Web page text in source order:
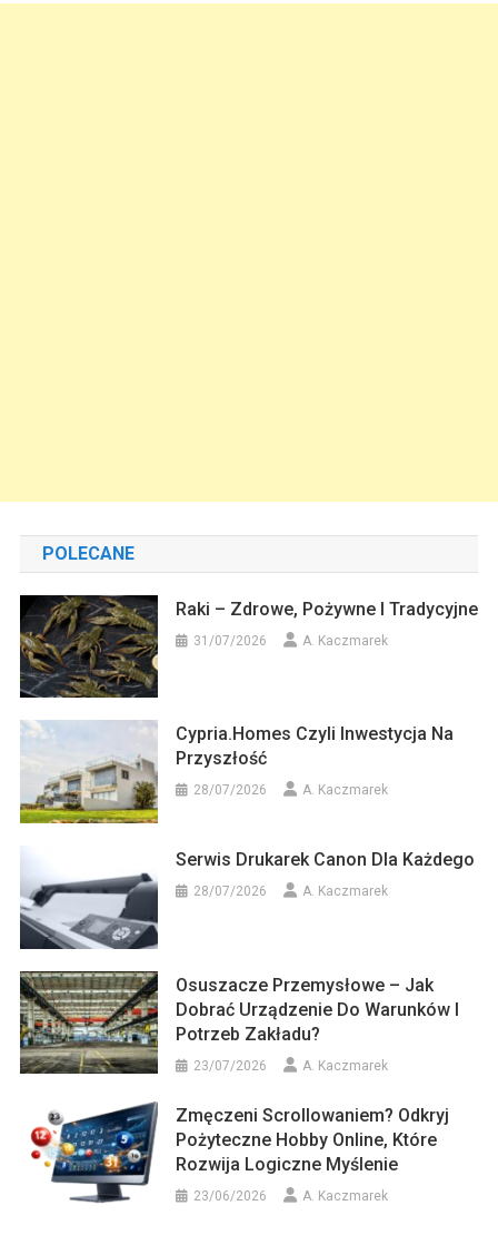
POLECANE
Raki – Zdrowe, Pożywne I Tradycyjne
31/07/2026 A. Kaczmarek
Cypria.homes Czyli Inwestycja Na
Przyszłość
28/07/2026 A. Kaczmarek
Serwis Drukarek Canon Dla Każdego
28/07/2026 A. Kaczmarek
Osuszacze Przemysłowe – Jak
Dobrać Urządzenie Do Warunków I
Potrzeb Zakładu?
23/07/2026 A. Kaczmarek
Zmęczeni Scrollowaniem? Odkryj
Pożyteczne Hobby Online, Które
Rozwija Logiczne Myślenie
23/06/2026 A. Kaczmarek